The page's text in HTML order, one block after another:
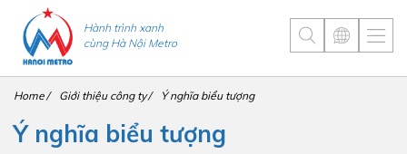
Hành trình xanh
cùng Hà Nội Metro
Home Giới thiệu công ty Ý nghĩa biểu tượng
Ý nghĩa biểu tượng